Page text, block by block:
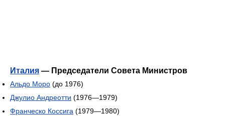
Италия — Председатели Совета Министров
Альдо Моро (до 1976)
Джулио Андреотти (1976—1979)
Франческо Коссига (1979—1980)